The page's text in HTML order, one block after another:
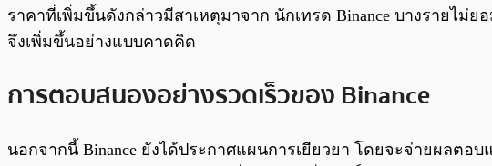
ราคาที่เพิ่มขึ้นดังกล่าวมีสาเหตุมาจาก นักเทรด Binance บางรายไม่
จึงเพิ่มขึ้นอย่างแบบคาดคิด
การตอบสนองอย่างรวดเร็วของ Binance
นอกจากนี้ Binance ยังได้ประกาศแผนการเยียวยา โดยจะจ่ายผลต